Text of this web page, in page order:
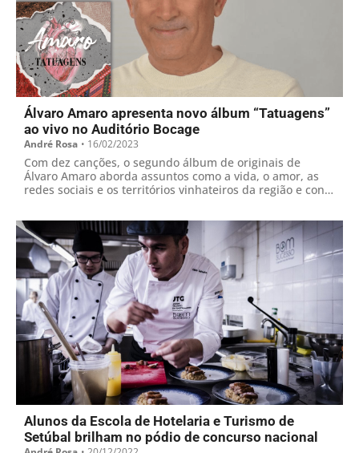
Álvaro Amaro apresenta novo álbum “Tatuagens”
ao vivo no Auditório Bocage
André Rosa • 16/02/2023
Com dez canções, o segundo álbum de originais de
Álvaro Amaro aborda assuntos como a vida, o amor, as
redes sociais e os territórios vinhateiros da região e conta
Piedade
Alunos da Escola de Hotelaria e Turismo de
Setúbal brilham no pódio de concurso nacional